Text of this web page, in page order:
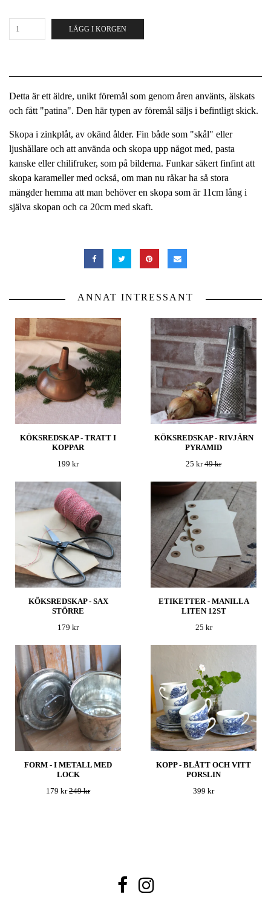
LÄGG I KORGEN
Detta är ett äldre, unikt föremål som genom åren använts, älskats
och fått "patina". Den här typen av föremål säljs i befintligt skick.
Skopa i zinkplåt, av okänd ålder. Fin både som "skål" eller
ljushållare och att använda och skopa upp något med, pasta
kanske eller chilifruker, som på bilderna. Funkar säkert finfint att
skopa karameller med också, om man nu råkar ha så stora
mängder hemma att man behöver en skopa som är 11cm lång i
själva skopan och ca 20cm med skaft.
ANNAT INTRESSANT
KÖKSREDSKAP - TRATT I
KOPPAR
199 kr
KÖKSREDSKAP - RIVJÄRN
PYRAMID
25 kr49 kr
KÖKSREDSKAP - SAX
STÖRRE
179 kr
ETIKETTER - MANILLA
LITEN 12ST
25 kr
FORM - I METALL MED
LOCK
179 kr249 kr
KOPP - BLÅTT OCH VITT
PORSLIN
399 kr